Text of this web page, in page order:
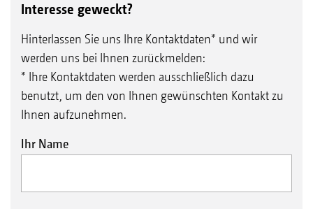
der Scheibenträger automatisch erhöht
Optional mit hydraulisch stufenloser
Einstellung der Arbeitstiefe vom Traktor für
maximalen Komfort
Eine gut ablesbare Skala ermöglicht eine
Arbeitstiefe
Interesse geweckt?
Hinterlassen Sie uns Ihre Kontaktdaten* und wir
werden uns bei Ihnen zurückmelden:
* Ihre Kontaktdaten werden ausschließlich dazu
benutzt, um den von Ihnen gewünschten Kontakt zu
Ihnen aufzunehmen.
Ihr Name